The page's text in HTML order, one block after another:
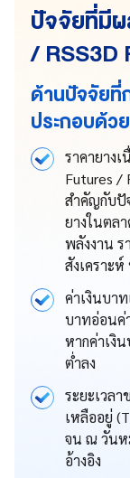
ปัจจัยที่มี
/ RSS3D
ด้านปัจจัยที่
ประกอบด้ว
ราคายาง
Futures /
สำคัญกับปั
ยางในตล
พลังงาน
สังเคราะห์
ค่าเงินบา
บาทอ่อนค่
หากค่าเงิ
ต่ำลง
ระยะเวล
เหลืออยู่
จน ​ณ วันห
อ้างอิง